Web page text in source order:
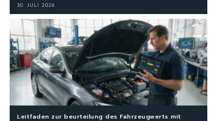
30. JULI 2026
Leitfaden zur beurteilung des Fahrzeugwerts mit